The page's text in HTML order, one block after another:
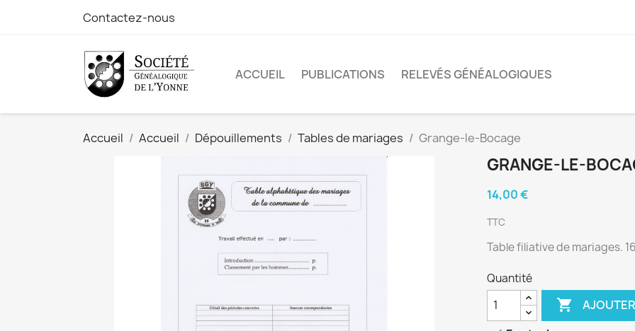
Contactez-nous
ACCUEIL PUBLICATIONS RELEVÉS GÉNÉALOGIQUES
Accueil Accueil Dépouillements Tables de mariages Grange-le-Bocage
GRANGE-LE-
14,00 €
TTC
Table filiative de mariages.
Quantité
